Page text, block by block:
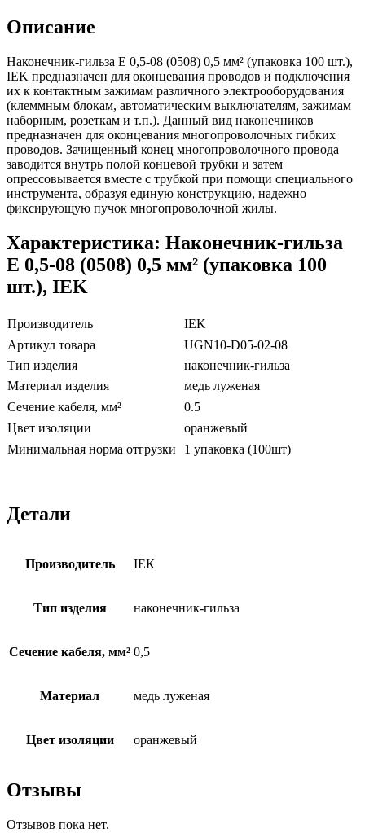
Описание
Наконечник-гильза Е 0,5-08 (0508) 0,5 мм² (упаковка 100 шт.),
IEK предназначен для оконцевания проводов и подключения
их к контактным зажимам различного электрооборудования
(клеммным блокам, автоматическим выключателям, зажимам
наборным, розеткам и т.п.). Данный вид наконечников
предназначен для оконцевания многопроволочных гибких
проводов. Зачищенный конец многопроволочного провода
заводится внутрь полой концевой трубки и затем
опрессовывается вместе с трубкой при помощи специального
инструмента, образуя единую конструкцию, надежно
фиксирующую пучок многопроволочной жилы.
Характеристика: Наконечник-гильза
Е 0,5-08 (0508) 0,5 мм² (упаковка 100
шт.), IEK
Производитель
IEK
Артикул товара
UGN10-D05-02-08
Тип изделия
наконечник-гильза
Материал изделия
медь луженая
Сечение кабеля, мм²
0.5
Цвет изоляции
оранжевый
Минимальная норма отгрузки
1 упаковка (100шт)
Детали
Производитель ІЕК
Тип изделия наконечник-гильза
Сечение кабеля, мм² 0,5
Материал медь луженая
Цвет изоляции оранжевый
Отзывы
Отзывов пока нет.